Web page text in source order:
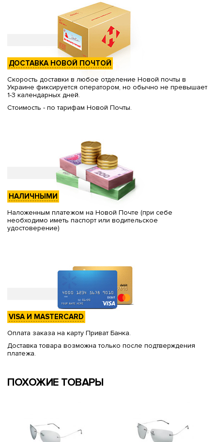
ДОСТАВКА НОВОЙ ПОЧТОЙ
Скорость доставки в любое отделение Новой почты в
Украине фиксируется оператором, но обычно не превышает
1-3 календарных дней.
Стоимость - по тарифам Новой Почты.
НАЛИЧНЫМИ
Наложенным платежом на Новой Почте (при себе
необходимо иметь паспорт или водительское
удостоверение)
VISA И MASTERCARD
Оплата заказа на карту Приват Банка.
Доставка товара возможна только после подтверждения
платежа.
ПОХОЖИЕ ТОВАРЫ